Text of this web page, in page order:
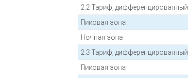
2.2 Тариф,
Пиковая зона
Ночная зона
2.3 Тариф,
Пиковая зона